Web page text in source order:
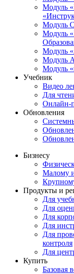
Модуль
Модуль
Модуль
Модуль
Модуль
Модуль
Учебник
Видео
Для
Онлайн-
Обновления
Бизнесу
Малому
Продукты и
Для
Для
Для
Для
Для
контроля
Для
Купить
Базовая